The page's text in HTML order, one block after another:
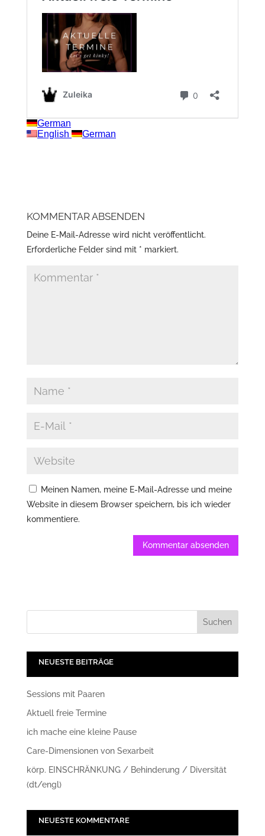
KOMMENTAR ABSENDEN
Deine E-Mail-Adresse wird nicht veröffentlicht.
Erforderliche Felder sind mit * markiert.
Meinen Namen, meine E-Mail-Adresse und meine
Website in diesem Browser speichern, bis ich wieder
kommentiere.
NEUESTE BEITRÄGE
Sessions mit Paaren
Aktuell freie Termine
ich mache eine kleine Pause
Care-Dimensionen von Sexarbeit
körp. EINSCHRÄNKUNG / Behinderung / Diversität
(dt/engl)
NEUESTE KOMMENTARE